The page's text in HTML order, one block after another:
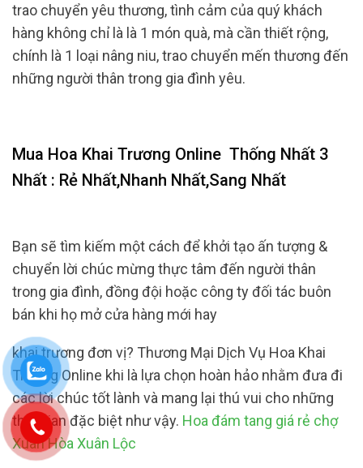
trao chuyển yêu thương, tình cảm của quý khách
hàng không chỉ là là 1 món quà, mà cần thiết rộng,
chính là 1 loại nâng niu, trao chuyển mến thương đến
những người thân trong gia đình yêu.
Mua Hoa Khai Trương Online Thống Nhất 3
Nhất : Rẻ Nhất,Nhanh Nhất,Sang Nhất
Bạn sẽ tìm kiếm một cách để khởi tạo ấn tượng &
chuyển lời chúc mừng thực tâm đến người thân
trong gia đình, đồng đội hoặc công ty đối tác buôn
bán khi họ mở cửa hàng mới hay
khai trương đơn vị? Thương Mại Dịch Vụ Hoa Khai
Trương Online khi là lựa chọn hoàn hảo nhằm đưa đi
các lời chúc tốt lành và mang lại thú vui cho những
thời gian đặc biệt như vậy. Hoa đám tang giá rẻ chợ
Xuân Hòa Xuân Lộc